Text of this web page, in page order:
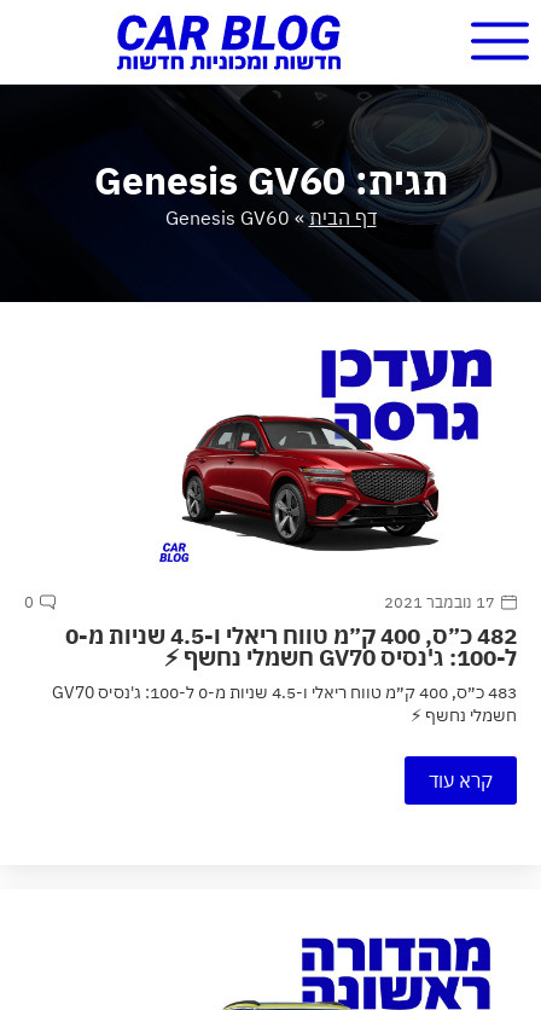
תגית: Genesis GV60
דף הבית»
Genesis GV60
17 נובמבר 2021 0
482 כ״ס, 400 ק״מ טווח ריאלי ו-4.5 שניות מ-0
ל-100: ג'נסיס GV70 חשמלי נחשף ⚡
483 כ״ס, 400 ק״מ טווח ריאלי ו-4.5 שניות מ-0 ל-100: ג'נסיס GV70
חשמלי נחשף ⚡
קרא עוד